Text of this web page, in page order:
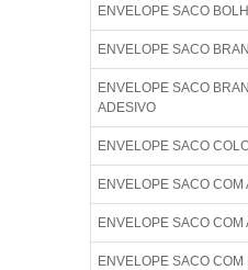
ENVELOPE SACO
ENVELOPE SACO
ENVELOPE SACO
ADESIVO
ENVELOPE SACO
ENVELOPE SACO COM
ENVELOPE SACO COM
ENVELOPE SACO COM